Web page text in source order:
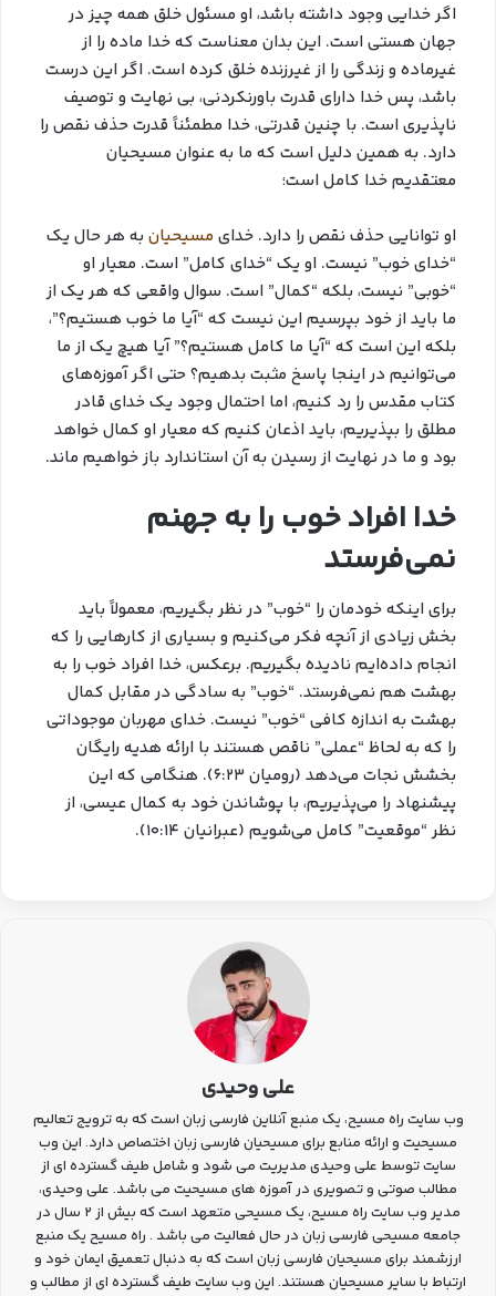
اگر خدایی وجود داشته باشد، او مسئول خلق همه چیز در
جهان هستی است. این بدان معناست که خدا ماده را از
غیرماده و زندگی را از غیرزنده خلق کرده است. اگر این درست
باشد، پس خدا دارای قدرت باورنکردنی، بی نهایت و توصیف
ناپذیری است. با چنین قدرتی، خدا مطمئناً قدرت حذف نقص را
دارد. به همین دلیل است که ما به عنوان مسیحیان
معتقدیم خدا کامل است؛
او توانایی حذف نقص را دارد. خدای مسیحیانبه هر حال یک
“خدای خوب” نیست. او یک “خدای کامل” است. معیار او
“خوبی” نیست، بلکه “کمال” است. سوال واقعی که هر یک از
ما باید از خود بپرسیم این نیست که “آیا ما خوب هستیم؟”،
بلکه این است که “آیا ما کامل هستیم؟” آیا هیچ یک از ما
می‌توانیم در اینجا پاسخ مثبت بدهیم؟ حتی اگر آموزه‌های
کتاب مقدس را رد کنیم، اما احتمال وجود یک خدای قادر
مطلق را بپذیریم، باید اذعان کنیم که معیار او کمال خواهد
بود و ما در نهایت از رسیدن به آن استاندارد باز خواهیم ماند.
خدا افراد خوب را به جهنم
نمی‌فرستد
برای اینکه خودمان را “خوب” در نظر بگیریم، معمولاً باید
بخش زیادی از آنچه فکر می‌کنیم و بسیاری از کارهایی را که
انجام داده‌ایم نادیده بگیریم. برعکس، خدا افراد خوب را به
بهشت هم نمی‌فرستد. “خوب” به سادگی در مقابل کمال
بهشت به اندازه کافی “خوب” نیست. خدای مهربان موجوداتی
را که به لحاظ “عملی” ناقص هستند با ارائه هدیه رایگان
بخشش نجات می‌دهد (رومیان ۶:۲۳). هنگامی که این
پیشنهاد را می‌پذیریم، با پوشاندن خود به کمال عیسی، از
نظر “موقعیت” کامل می‌شویم (عبرانیان ۱۰:۱۴).
علی وحیدی
وب سایت راه مسیح، یک منبع آنلاین فارسی زبان است که به ترویج تعالیم
مسیحیت و ارائه منابع برای مسیحیان فارسی زبان اختصاص دارد. این وب
سایت توسط علی وحیدی مدیریت می شود و شامل طیف گسترده ای از
مطالب صوتی و تصویری در آموزه های مسیحیت می باشد. علی وحیدی،
مدیر وب سایت راه مسیح، یک مسیحی متعهد است که بیش از 2 سال در
جامعه مسیحی فارسی زبان در حال فعالیت می باشد . راه مسیح یک منبع
ارزشمند برای مسیحیان فارسی زبان است که به دنبال تعمیق ایمان خود و
ارتباط با سایر مسیحیان هستند. این وب سایت طیف گسترده ای از مطالب و